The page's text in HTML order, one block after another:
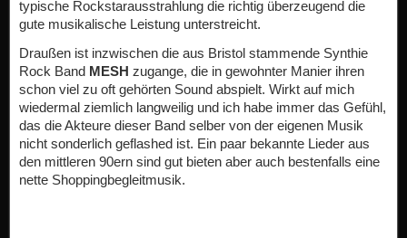
typische Rockstarausstrahlung die richtig überzeugend die
gute musikalische Leistung unterstreicht.
Draußen ist inzwischen die aus Bristol stammende Synthie
Rock Band MESH zugange, die in gewohnter Manier ihren
schon viel zu oft gehörten Sound abspielt. Wirkt auf mich
wiedermal ziemlich langweilig und ich habe immer das Gefühl,
das die Akteure dieser Band selber von der eigenen Musik
nicht sonderlich geflashed ist. Ein paar bekannte Lieder aus
den mittleren 90ern sind gut bieten aber auch bestenfalls eine
nette Shoppingbegleitmusik.